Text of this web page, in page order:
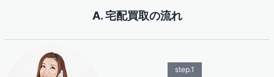
A. 宅配買取の流れ
step.1